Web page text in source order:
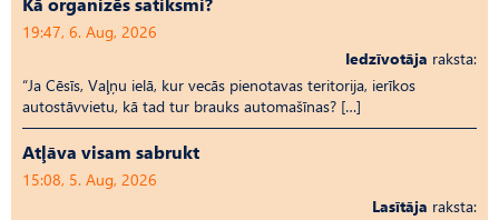
19:47, 6. Aug, 2026
Iedzīvotāja raksta:
“Ja Cēsīs, Vaļņu ielā, kur vecās pienotavas teritorija, ierīkos
autostāvvietu, kā tad tur brauks automašīnas? […]
Atļāva visam sabrukt
15:08, 5. Aug, 2026
Lasītāja raksta: